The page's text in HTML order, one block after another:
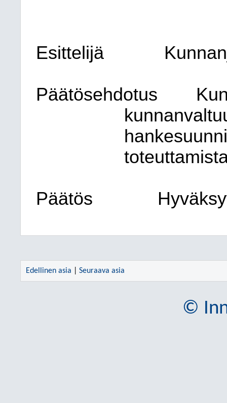
Esittelijä
Päätösehdotus
Päätös
Edellinen asia Seuraava asia
©